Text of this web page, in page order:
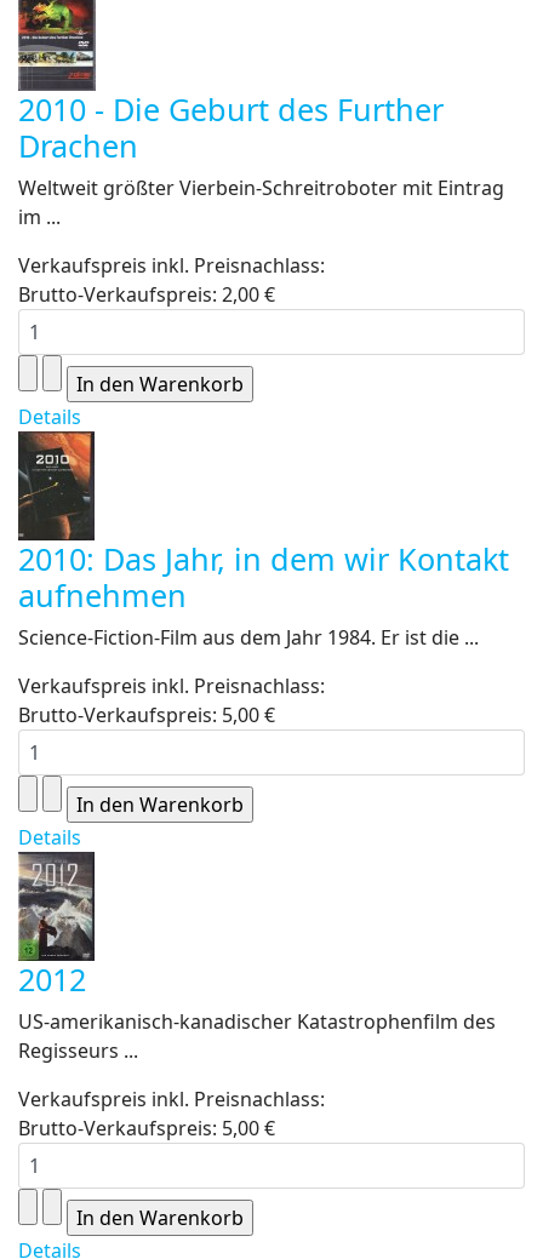
2010 - Die Geburt des Further
Drachen
Weltweit größter Vierbein-Schreitroboter mit Eintrag
im ...
Verkaufspreis inkl. Preisnachlass:
Brutto-Verkaufspreis: 2,00 €
Details
2010: Das Jahr, in dem wir Kontakt
aufnehmen
Science-Fiction-Film aus dem Jahr 1984. Er ist die ...
Verkaufspreis inkl. Preisnachlass:
Brutto-Verkaufspreis: 5,00 €
Details
2012
US-amerikanisch-kanadischer Katastrophenfilm des
Regisseurs ...
Verkaufspreis inkl. Preisnachlass:
Brutto-Verkaufspreis: 5,00 €
Details